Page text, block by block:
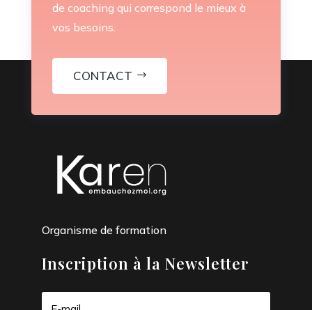
de coaching qui correspond le mieux à
vos besoins.
CONTACT
Organisme de formation
Inscription à la Newsletter